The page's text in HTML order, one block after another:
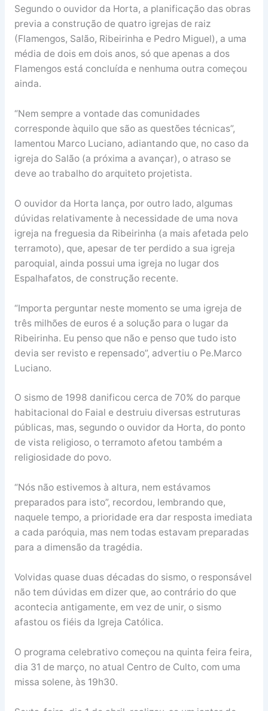
Segundo o ouvidor da Horta, a planificação das obras
previa a construção de quatro igrejas de raiz
(Flamengos, Salão, Ribeirinha e Pedro Miguel), a uma
média de dois em dois anos, só que apenas a dos
Flamengos está concluída e nenhuma outra começou
ainda.
“Nem sempre a vontade das comunidades
corresponde àquilo que são as questões técnicas”,
lamentou Marco Luciano, adiantando que, no caso da
igreja do Salão (a próxima a avançar), o atraso se
deve ao trabalho do arquiteto projetista.
O ouvidor da Horta lança, por outro lado, algumas
dúvidas relativamente à necessidade de uma nova
igreja na freguesia da Ribeirinha (a mais afetada pelo
terramoto), que, apesar de ter perdido a sua igreja
paroquial, ainda possui uma igreja no lugar dos
Espalhafatos, de construção recente.
“Importa perguntar neste momento se uma igreja de
três milhões de euros é a solução para o lugar da
Ribeirinha. Eu penso que não e penso que tudo isto
devia ser revisto e repensado”, advertiu o Pe.Marco
Luciano.
O sismo de 1998 danificou cerca de 70% do parque
habitacional do Faial e destruiu diversas estruturas
públicas, mas, segundo o ouvidor da Horta, do ponto
de vista religioso, o terramoto afetou também a
religiosidade do povo.
“Nós não estivemos à altura, nem estávamos
preparados para isto”, recordou, lembrando que,
naquele tempo, a prioridade era dar resposta imediata
a cada paróquia, mas nem todas estavam preparadas
para a dimensão da tragédia.
Volvidas quase duas décadas do sismo, o responsável
não tem dúvidas em dizer que, ao contrário do que
acontecia antigamente, em vez de unir, o sismo
afastou os fiéis da Igreja Católica.
O programa celebrativo começou na quinta feira feira,
dia 31 de março, no atual Centro de Culto, com uma
missa solene, às 19h30.